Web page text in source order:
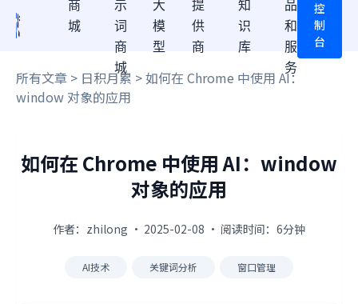
商
城
示
词
商
城
大
模
型
提
供
商
知
识
库
品
和
服
务
控
制
台
所有文章 > 日积月累 > 如何在 Chrome 中使用 AI：
window 对象的应用
如何在 Chrome 中使用 AI：window
对象的应用
作者：zhilong · 2025-02-08 · 阅读时间：6分钟
AI技术 关键词分析 窗口管理